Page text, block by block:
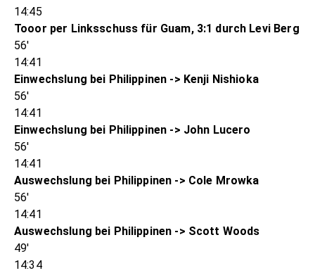
14:45
Tooor per Linksschuss für Guam, 3:1 durch Levi Berg
56'
14:41
Einwechslung bei Philippinen -> Kenji Nishioka
56'
14:41
Einwechslung bei Philippinen -> John Lucero
56'
14:41
Auswechslung bei Philippinen -> Cole Mrowka
56'
14:41
Auswechslung bei Philippinen -> Scott Woods
49'
14:34